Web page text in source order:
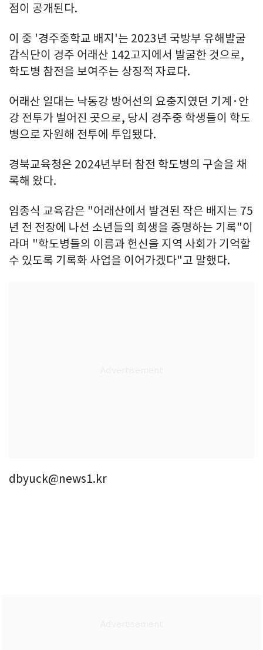
점이 공개된다.
이 중 '경주중학교 배지'는 2023년 국방부 유해발굴
감식단이 경주 어래산 142고지에서 발굴한 것으로,
학도병 참전을 보여주는 상징적 자료다.
어래산 일대는 낙동강 방어선의 요충지였던 기계·안
강 전투가 벌어진 곳으로, 당시 경주중 학생들이 학도
병으로 자원해 전투에 투입됐다.
경북교육청은 2024년부터 참전 학도병의 구술을 채
록해 왔다.
임종식 교육감은 "어래산에서 발견된 작은 배지는 75
년 전 전장에 나선 소년들의 희생을 증명하는 기록"이
라며 "학도병들의 이름과 헌신을 지역 사회가 기억할
수 있도록 기록화 사업을 이어가겠다"고 말했다.
dbyuck@news1.kr